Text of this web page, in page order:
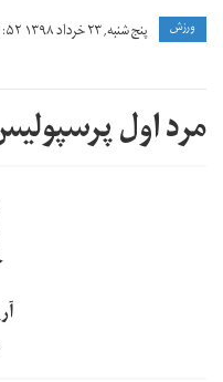
ورزش پنج شنبه, ۲۳ خرداد ۱۳۹۸ ۱۲:۵۲
مرد اول